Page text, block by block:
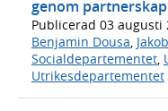
genom
Publicerad 03 augusti
Benjamin Dousa,
Socialdepartementet,
Utrikesdepartementet